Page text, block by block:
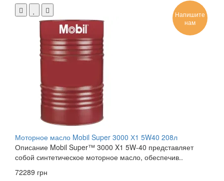
Моторное масло Mobil Super 3000 Х1 5W40 208л
Описание Mobil Super™ 3000 X1 5W-40 представляет
собой синтетическое моторное масло, обеспечив..
72289 грн
Напишите
нам